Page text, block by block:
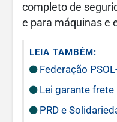
completo de
e para máquinas e
LEIA TAMBÉM:
Federação
Lei garante frete
PRD e